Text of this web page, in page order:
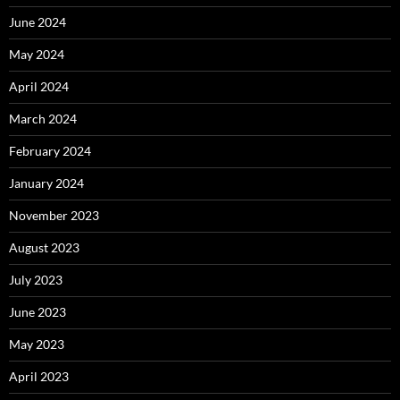
June 2024
May 2024
April 2024
March 2024
February 2024
January 2024
November 2023
August 2023
July 2023
June 2023
May 2023
April 2023